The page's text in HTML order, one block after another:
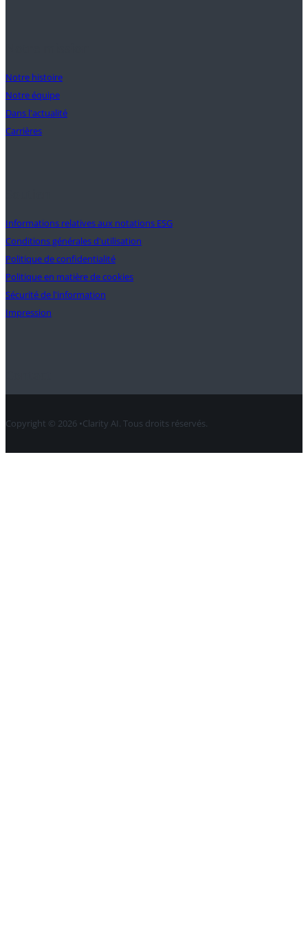
Notre histoire
Notre équipe
Dans l'actualité
Carrières
Informations relatives aux notations ESG
Conditions générales d'utilisation
Politique de confidentialité
Politique en matière de cookies
Sécurité de l'information
Impression
Copyright © 2026 •Clarity AI. Tous droits réservés.